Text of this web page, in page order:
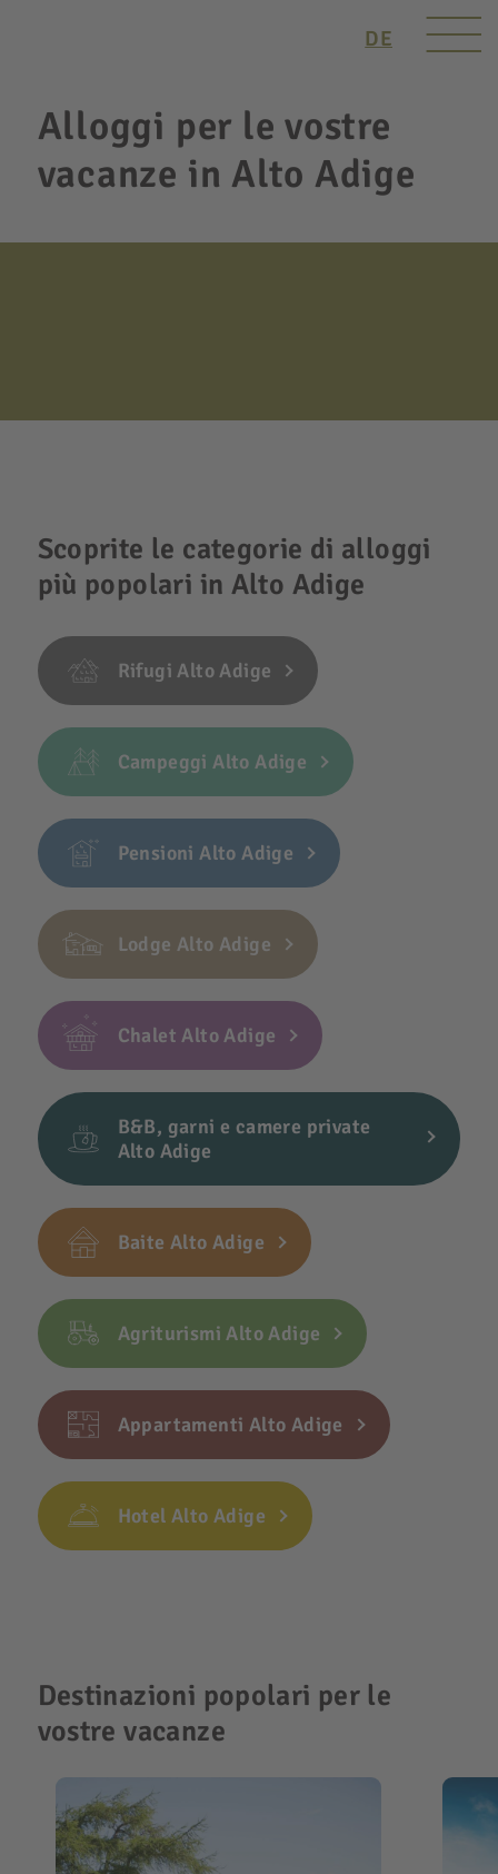
DE
Alloggi per le vostre
vacanze in Alto Adige
Scoprite le categorie di alloggi
più popolari in Alto Adige
Rifugi Alto Adige
Campeggi Alto Adige
Pensioni Alto Adige
Lodge Alto Adige
Chalet Alto Adige
B&B, garni e camere private
Alto Adige
Baite Alto Adige
Agriturismi Alto Adige
Appartamenti Alto Adige
Hotel Alto Adige
Destinazioni popolari per le
vostre vacanze